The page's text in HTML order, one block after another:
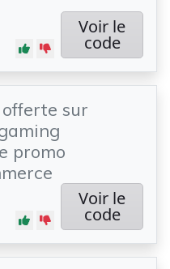
Voir le
code
sur
promo
Voir le
code